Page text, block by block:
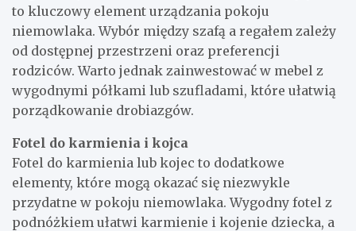
to kluczowy element urządzania pokoju
niemowlaka. Wybór między szafą a regałem zależy
od dostępnej przestrzeni oraz preferencji
rodziców. Warto jednak zainwestować w mebel z
wygodnymi półkami lub szufladami, które ułatwią
porządkowanie drobiazgów.
Fotel do karmienia i kojca
Fotel do karmienia lub kojec to dodatkowe
elementy, które mogą okazać się niezwykle
przydatne w pokoju niemowlaka. Wygodny fotel z
podnóżkiem ułatwi karmienie i kojenie dziecka, a